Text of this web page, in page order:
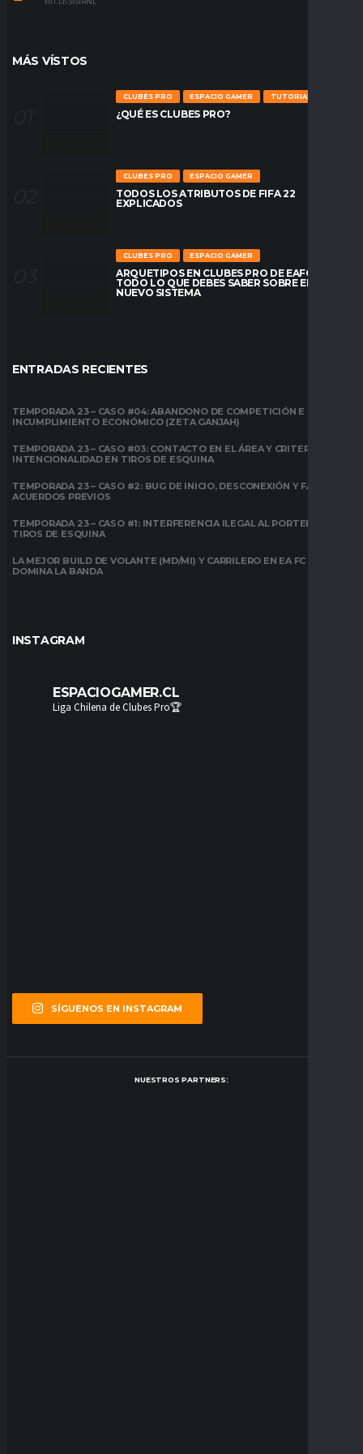
MÁS VÍSTOS
CLUBES PRO ESPACIO GAMER TUTORIALES
¿QUÉ ES CLUBES PRO?
CLUBES PRO ESPACIO GAMER
TODOS LOS ATRIBUTOS DE FIFA 22
EXPLICADOS
CLUBES PRO ESPACIO GAMER
ARQUETIPOS EN CLUBES PRO DE EAFC26:
TODO LO QUE DEBES SABER SOBRE EL
NUEVO SISTEMA
ENTRADAS RECIENTES
TEMPORADA 23 – CASO #04: ABANDONO DE COMPETICIÓN E
INCUMPLIMIENTO ECONÓMICO (ZETA GANJAH)
TEMPORADA 23 – CASO #03: CONTACTO EN EL ÁREA Y CRITERIO DE
INTENCIONALIDAD EN TIROS DE ESQUINA
TEMPORADA 23 – CASO #2: BUG DE INICIO, DESCONEXIÓN Y FALTA DE
ACUERDOS PREVIOS
TEMPORADA 23 – CASO #1: INTERFERENCIA ILEGAL AL PORTERO EN
TIROS DE ESQUINA
LA MEJOR BUILD DE VOLANTE (MD/MI) Y CARRILERO EN EA FC 26:
DOMINA LA BANDA
INSTAGRAM
ESPACIOGAMER.CL
Liga Chilena de Clubes Pro🏆
SÍGUENOS EN INSTAGRAM
NUESTROS PARTNERS: